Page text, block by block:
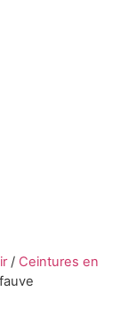
/ Ceintures en